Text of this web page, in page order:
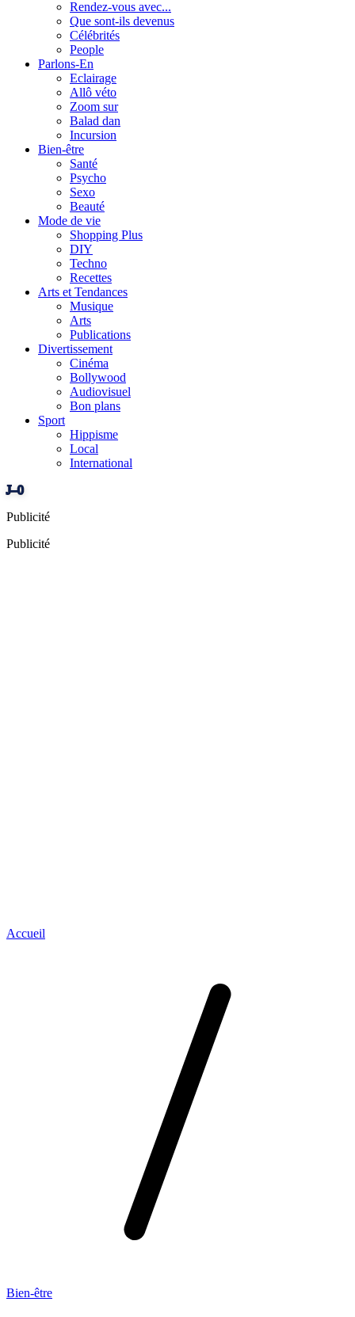
Rendez-vous avec...
Que sont-ils devenus
Célébrités
People
Parlons-En
Eclairage
Allô véto
Zoom sur
Balad dan
Incursion
Bien-être
Santé
Psycho
Sexo
Beauté
Mode de vie
Shopping Plus
DIY
Techno
Recettes
Arts et Tendances
Musique
Arts
Publications
Divertissement
Cinéma
Bollywood
Audiovisuel
Bon plans
Sport
Hippisme
Local
International
J–0
Publicité
Publicité
Accueil
Bien-être